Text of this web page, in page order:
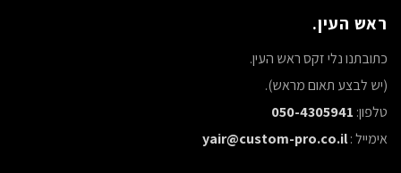
ראש העין.
כתובתנו נלי זקס ראש העין.
(יש לבצע תאום מראש).
טלפון: 050-4305941
אימייל :yair@custom-pro.co.il